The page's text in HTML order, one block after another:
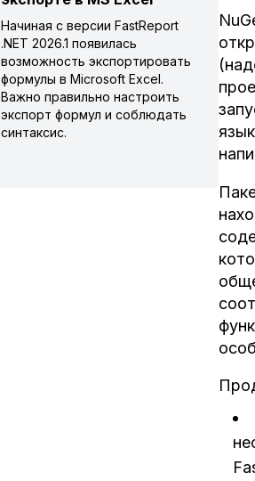
Начиная с версии FastReport
.NET 2026.1 появилась
возможность экспортировать
формулы в Microsoft Excel.
Важно правильно настроить
экспорт формул и соблюдать
синтаксис.